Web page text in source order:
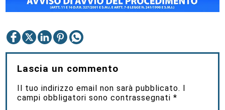
Lascia un commento
Il tuo indirizzo email non sarà pubblicato.
campi obbligatori sono contrassegnati*